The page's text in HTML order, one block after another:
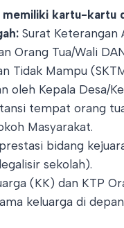
kartu-kartu
Surat Keterangan
Orang Tua/Wali
Tidak Mampu
oleh Kepala Desa/
tempat orang
Masyarakat.
bidang
sekolah).
(KK) dan KTP
keluarga di